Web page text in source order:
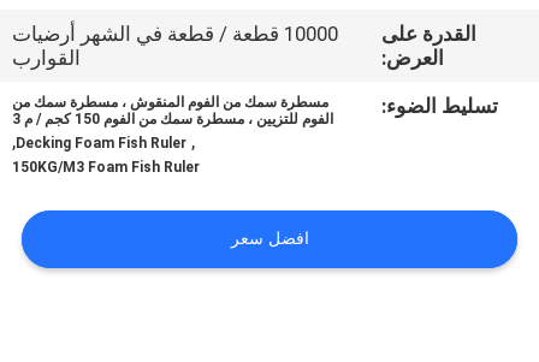
جولة
رقابة
القدرة على
العرض:
10000 قطعة / قطعة في الشهر أرضيات
القوارب
تسليط الضوء:
مسطرة سمك من الفوم المنقوش ، مسطرة سمك من
الفوم للتزيين ، مسطرة سمك من الفوم 150 كجم / م 3
,
Decking Foam Fish Ruler
,
150KG/M3 Foam Fish Ruler
افضل سعر